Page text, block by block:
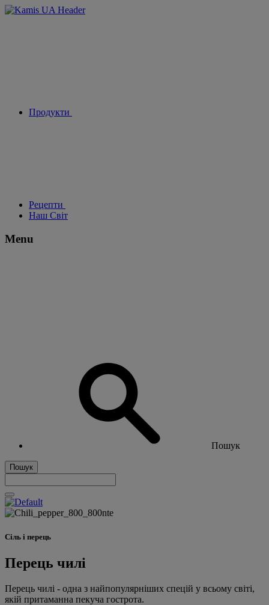
Продукти
Рецепти
Наш Світ
Menu
Пошук
Пошук
Сіль і перець
Перець чилі
Перець чилі - одна з найпопулярніших спецій у всьому світі,
якій притаманна пекуча гострота.